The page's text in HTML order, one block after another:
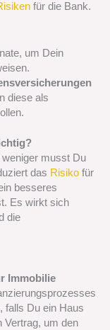
für die Bank.
um Dein
diese als
musst Du
das Risiko für
besseres
Es wirkt sich
die
Immobilie
falls Du ein Haus
Vertrag, um den